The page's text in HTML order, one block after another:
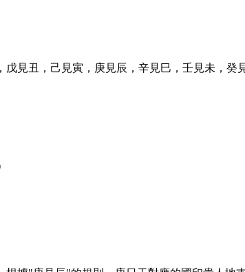
見丑，己見寅，庚見辰，辛見巳，壬見未，癸